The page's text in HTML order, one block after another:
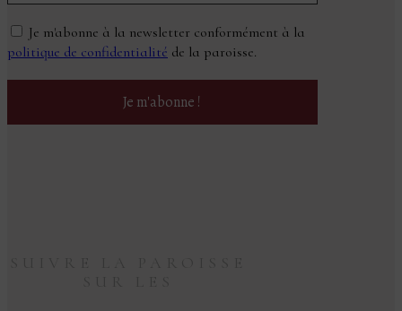
Je m'abonne à la newsletter conformément à la
politique de confidentialité de la paroisse.